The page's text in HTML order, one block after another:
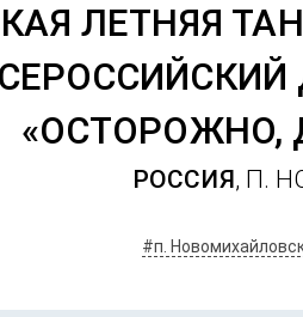
ЛЕТНЯЯ
«ОСТОРОЖНО,
РОССИЯ, П.
#п.